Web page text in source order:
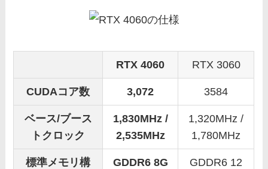
RTX 4060 RTX 3060
CUDAコア数 3,072 3584
ベース/ブース
トクロック
1,830MHz /
2,535MHz
1,320MHz /
1,780MHz
標準メモリ構
GDDR6 8G
GDDR6 12